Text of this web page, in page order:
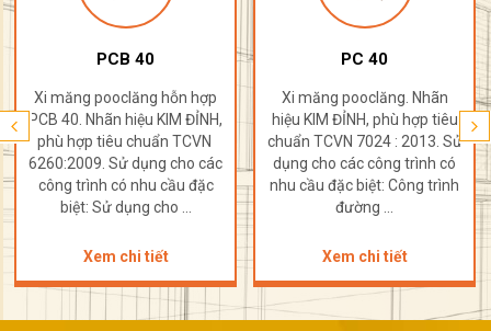
PCB 40
Xi măng pooclăng hỗn hợp
PCB 40. Nhãn hiệu KIM ĐỈNH,
phù hợp tiêu chuẩn TCVN
6260:2009. Sử dụng cho các
công trình có nhu cầu đặc
biệt: Sử dụng cho ...
Xem chi tiết
PC 40
Xi măng pooclăng. Nhãn
hiệu KIM ĐỈNH, phù hợp tiêu
chuẩn TCVN 7024 : 2013. Sử
dụng cho các công trình có
nhu cầu đặc biệt: Công trình
đường ...
Xem chi tiết